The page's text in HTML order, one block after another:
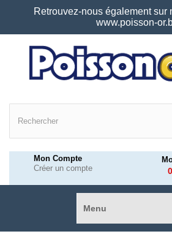
Retrouvez-nous également sur
www.poisson-
Mon Compte
Créer un compte
Menu